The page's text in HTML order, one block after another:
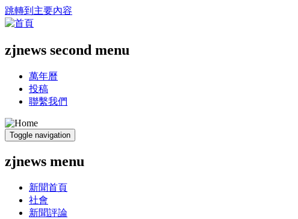
跳轉到主要內容
zjnews second menu
萬年曆
投稿
聯繫我們
Toggle navigation
zjnews menu
新聞首頁
社會
新聞評論